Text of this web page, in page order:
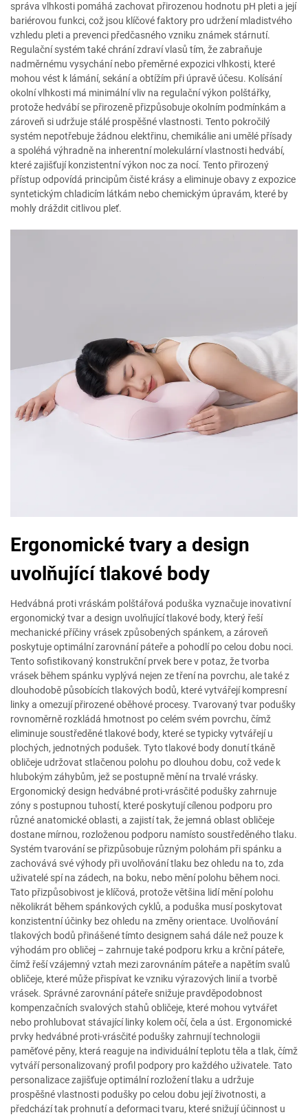
správa vlhkosti pomáhá zachovat přirozenou hodnotu pH pleti a její
bariérovou funkci, což jsou klíčové faktory pro udržení mladistvého
vzhledu pleti a prevenci předčasného vzniku známek stárnutí.
Regulační systém také chrání zdraví vlasů tím, že zabraňuje
nadměrnému vysychání nebo přeměrné expozici vlhkosti, které
mohou vést k lámání, sekání a obtížím při úpravě účesu. Kolísání
okolní vlhkosti má minimální vliv na regulační výkon polštářky,
protože hedvábí se přirozeně přizpůsobuje okolním podmínkám a
zároveň si udržuje stálé prospěšné vlastnosti. Tento pokročilý
systém nepotřebuje žádnou elektřinu, chemikálie ani umělé přísady
a spoléhá výhradně na inherentní molekulární vlastnosti hedvábí,
které zajišťují konzistentní výkon noc za nocí. Tento přirozený
přístup odpovídá principům čisté krásy a eliminuje obavy z expozice
syntetickým chladicím látkám nebo chemickým úpravám, které by
mohly dráždit citlivou pleť.
Ergonomické tvary a design
uvolňující tlakové body
Hedvábná proti vráskám polštářová poduška vyznačuje inovativní
ergonomický tvar a design uvolňující tlakové body, který řeší
mechanické příčiny vrásek způsobených spánkem, a zároveň
poskytuje optimální zarovnání páteře a pohodlí po celou dobu noci.
Tento sofistikovaný konstrukční prvek bere v potaz, že tvorba
vrásek během spánku vyplývá nejen ze tření na povrchu, ale také z
dlouhodobě působících tlakových bodů, které vytvářejí kompresní
linky a omezují přirozené oběhové procesy. Tvarovaný tvar podušky
rovnoměrně rozkládá hmotnost po celém svém povrchu, čímž
eliminuje soustředěné tlakové body, které se typicky vytvářejí u
plochých, jednotných podušek. Tyto tlakové body donutí tkáně
obličeje udržovat stlačenou polohu po dlouhou dobu, což vede k
hlubokým záhybům, jež se postupně mění na trvalé vrásky.
Ergonomický design hedvábné proti-vrásčité podušky zahrnuje
zóny s postupnou tuhostí, které poskytují cílenou podporu pro
různé anatomické oblasti, a zajistí tak, že jemná oblast obličeje
dostane mírnou, rozloženou podporu namísto soustředěného tlaku.
Systém tvarování se přizpůsobuje různým polohám při spánku a
zachovává své výhody při uvolňování tlaku bez ohledu na to, zda
uživatelé spí na zádech, na boku, nebo mění polohu během noci.
Tato přizpůsobivost je klíčová, protože většina lidí mění polohu
několikrát během spánkových cyklů, a poduška musí poskytovat
konzistentní účinky bez ohledu na změny orientace. Uvolňování
tlakových bodů přinášené tímto designem sahá dále než pouze k
výhodám pro obličej – zahrnuje také podporu krku a krční páteře,
čímž řeší vzájemný vztah mezi zarovnáním páteře a napětím svalů
obličeje, které může přispívat ke vzniku výrazových linií a tvorbě
vrásek. Správné zarovnání páteře snižuje pravděpodobnost
kompenzačních svalových stahů obličeje, které mohou vytvářet
nebo prohlubovat stávající linky kolem očí, čela a úst. Ergonomické
prvky hedvábné proti-vrásčité podušky zahrnují technologii
paměťové pěny, která reaguje na individuální teplotu těla a tlak, čímž
vytváří personalizovaný profil podpory pro každého uživatele. Tato
personalizace zajišťuje optimální rozložení tlaku a udržuje
prospěšné vlastnosti podušky po celou dobu její životnosti, a
předchází tak prohnutí a deformaci tvaru, které snižují účinnost u